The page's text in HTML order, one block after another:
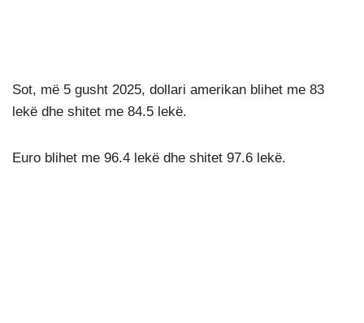
Sot, më 5 gusht 2025, dollari amerikan blihet me 83
lekë dhe shitet me 84.5 lekë.
Euro blihet me 96.4 lekë dhe shitet 97.6 lekë.